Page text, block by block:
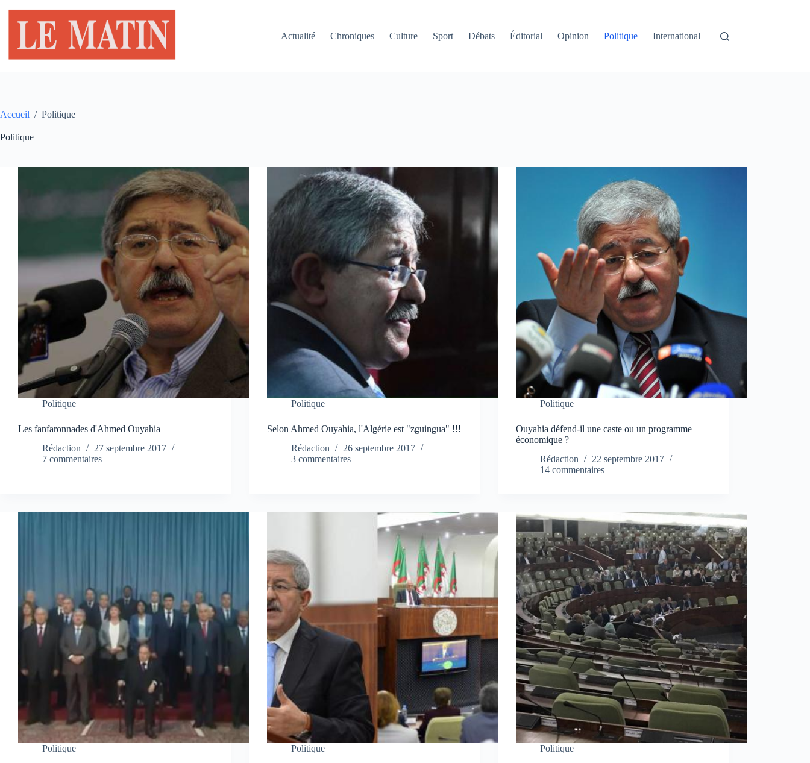
contenu
Actualité
Chroniques Culture Sport Débats Éditorial Opinion Politique International
Accueil / Politique
Politique
Politique
Les fanfaronnades d'Ahmed Ouyahia
Rédaction
27 septembre 2017
7 commentaires
Politique
Selon Ahmed Ouyahia, l'Algérie est "zguingua" !!!
Rédaction
26 septembre 2017
3 commentaires
Politique
Ouyahia défend-il une caste ou un programme
économique ?
Rédaction
22 septembre 2017
14 commentaires
Politique Politique Politique